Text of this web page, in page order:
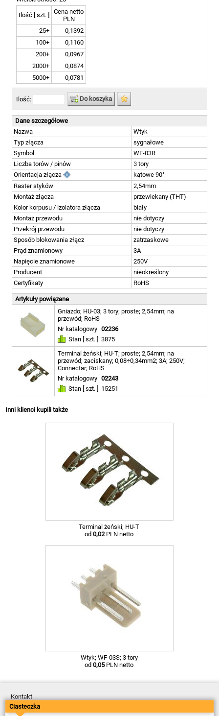
Ilość [ szt. ]
Cena netto
PLN
25+
0,1392
100+
0,1160
200+
0,0967
2000+
0,0874
5000+
0,0781
Ilość: Do koszyka
Dane szczegółowe
Nazwa
Wtyk
Typ złącza
sygnałowe
Symbol
WF-03R
Liczba torów / pinów
3 tory
Orientacja złącza
kątowe 90°
Raster styków
2,54mm
Montaż złącza
przewlekany (THT)
Kolor korpusu / izolatora złącza
biały
Montaż przewodu
nie dotyczy
Przekrój przewodu
nie dotyczy
Sposób blokowania złącz
zatrzaskowe
Prąd znamionowy
3A
Napięcie znamionowe
250V
Producent
nieokreślony
Certyfikaty
RoHS
Artykuły powiązane
Gniazdo; HU-03; 3 tory; proste; 2,54mm; na
przewód; RoHS
Nr katalogowy 02236
Stan [ szt. ]
3875
Terminal żeński; HU-T; proste; 2,54mm; na
przewód; zaciskany; 0,08÷0,34mm2; 3A; 250V;
Connectar; RoHS
Nr katalogowy 02243
Stan [ szt. ]
15251
Inni klienci kupili także
Terminal żeński; HU-T
od 0,02PLN netto
Wtyk; WF-03S; 3 tory
od 0,05PLN netto
Kontakt
Dostawa
Płatność
Ciasteczka